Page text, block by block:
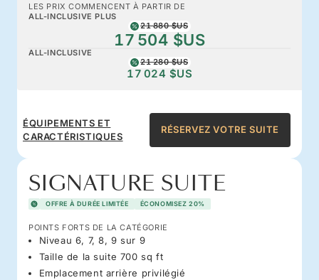
LES PRIX COMMENCENT À PARTIR DE
ALL-INCLUSIVE PLUS
21 880 $US
17 504 $US
ALL-INCLUSIVE
21 280 $US
17 024 $US
ÉQUIPEMENTS ET
CARACTÉRISTIQUES
RÉSERVEZ VOTRE SUITE
SIGNATURE SUITE
OFFRE À DURÉE LIMITÉE ÉCONOMISEZ 20%
POINTS FORTS DE LA CATÉGORIE
Niveau 6, 7, 8, 9 sur 9
Taille de la suite 700 sq ft
Emplacement arrière privilégié